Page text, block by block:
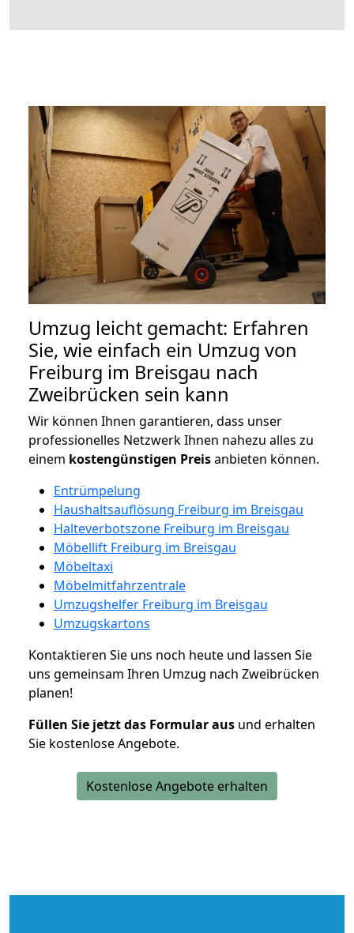
Umzug leicht gemacht: Erfahren
Sie, wie einfach ein Umzug von
Freiburg im Breisgau nach
Zweibrücken sein kann
Wir können Ihnen garantieren, dass unser
professionelles Netzwerk Ihnen nahezu alles zu
einem kostengünstigen Preisanbieten können.
Entrümpelung
Haushaltsauflösung Freiburg im Breisgau
Halteverbotszone Freiburg im Breisgau
Möbellift Freiburg im Breisgau
Möbeltaxi
Möbelmitfahrzentrale
Umzugshelfer Freiburg im Breisgau
Umzugskartons
Kontaktieren Sie uns noch heute und lassen Sie
uns gemeinsam Ihren Umzug nach Zweibrücken
planen!
Füllen Sie jetzt das Formular aus und erhalten
Sie kostenlose Angebote.
Kostenlose Angebote erhalten